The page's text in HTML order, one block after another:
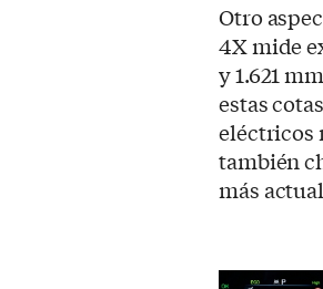
Otro
4X mide
y 1.621
estas
eléctricos
también
más